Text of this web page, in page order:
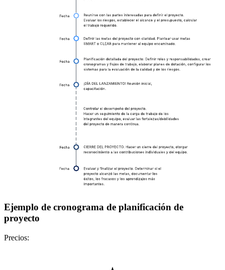
Ejemplo de cronograma de planificación de
proyecto
Precios: